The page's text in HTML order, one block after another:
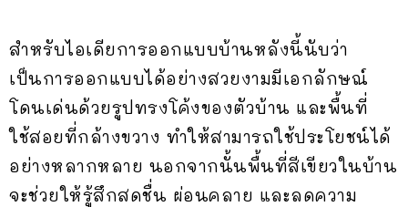
สำหรับไอเดียการออกแบบบ้านหลังนี้นับว่า
เป็นการออกแบบได้อย่างสวยงามมีเอกลักษณ์
โดนเด่นด้วยรูปทรงโค้งของตัวบ้าน และพื้นที่
ใช้สอยที่กล้างขวาง ทำให้สามารถใช้ประโยชน์ได้
อย่างหลากหลาย นอกจากนั้นพื้นที่สีเขียวในบ้าน
จะช่วยให้รู้สึกสดชื่น ผ่อนคลาย และลดความ